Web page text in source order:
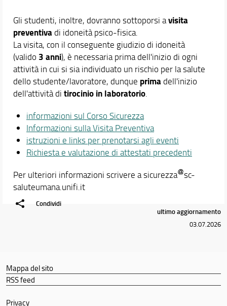
Gli studenti, inoltre, dovranno sottoporsi avisita
preventivadi idoneità psico-fisica.
La visita, con il conseguente giudizio di idoneità
(valido 3 anni), è necessaria prima dell'inizio di ogni
attività in cui si sia individuato un rischio per la salute
dello studente/lavoratore, dunque primadell'inizio
dell'attività di tirocinio in laboratorio.
informazioni sul Corso Sicurezza
Informazioni sulla Visita Preventiva
istruzioni e links per prenotarsi agli eventi
Richiesta e valutazione di attestati precedenti
Per ulteriori informazioni scrivere a sicurezza sc-
saluteumana.unifi.it
Condividi
ultimo aggiornamento
03.07.2026
Mappa del sito
RSS feed
Privacy